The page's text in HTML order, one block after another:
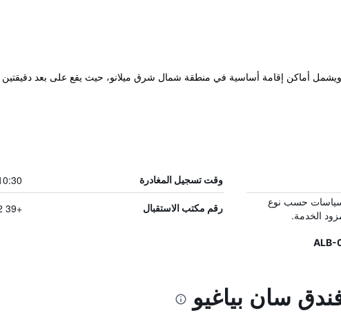
ويشمل أماكن إقامة أساسية في منطقة شمال شرق ميلانو، حيث يقع على بعد
وقت تسجيل المغادرة
حسب نوع
الخدمة.
رقم مكتب الاستقبال +39 022 047 443
سان بياغيو